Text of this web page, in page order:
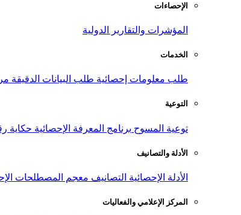
الإحصاءات
المؤشرات والتقارير الدولية
الخدمات
طلب معلومات إحصائية طلب البيانات الدقيقة
التوعية
توعية المسوح برنامج المعرفة الإحصائية حكاية
الأدلة والتصانيف
الأدلة الإحصائية التصانيف معجم المصطلحات
المركز الإعلامي والفعاليات